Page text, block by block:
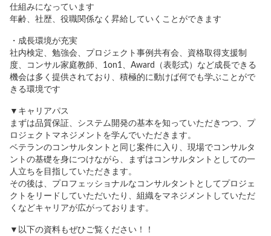
仕組みになっています
年齢、社歴、役職関係なく昇給していくことができます
・成長環境が充実
社内検定、勉強会、プロジェクト事例共有会、資格取得支援制
度、コンサル家庭教師、1on1、Award（表彰式）など成長できる
機会は多く提供されており、積極的に動けば何でも学ぶことがで
きる環境です
▼キャリアパス
まずは品質保証、システム開発の基本を知っていただきつつ、プ
ロジェクトマネジメントを学んでいただきます。
ベテランのコンサルタントと同じ案件に入り、現場でコンサルタ
ントの基礎を身につけながら、まずはコンサルタントとしての一
人立ちを目指していただきます。
その後は、プロフェッショナルなコンサルタントとしてプロジェ
クトをリードしていただいたり、組織をマネジメントしていただ
くなどキャリアが広がっております。
▼以下の資料もぜひご覧ください！！